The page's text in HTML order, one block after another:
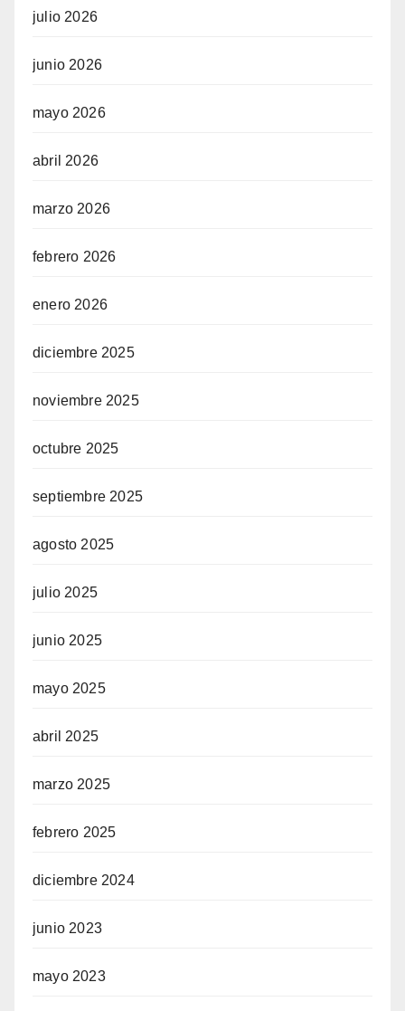
julio 2026
junio 2026
mayo 2026
abril 2026
marzo 2026
febrero 2026
enero 2026
diciembre 2025
noviembre 2025
octubre 2025
septiembre 2025
agosto 2025
julio 2025
junio 2025
mayo 2025
abril 2025
marzo 2025
febrero 2025
diciembre 2024
junio 2023
mayo 2023